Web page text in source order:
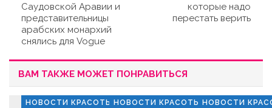
Саудовской Аравии и
представительницы
арабских монархий
снялись для Vogue
которые надо
перестать верить
ВАМ ТАКЖЕ МОЖЕТ ПОНРАВИТЬСЯ
НОВОСТИ КРАСОТЫ НОВОСТИ КРАСОТЫ НОВОСТИ